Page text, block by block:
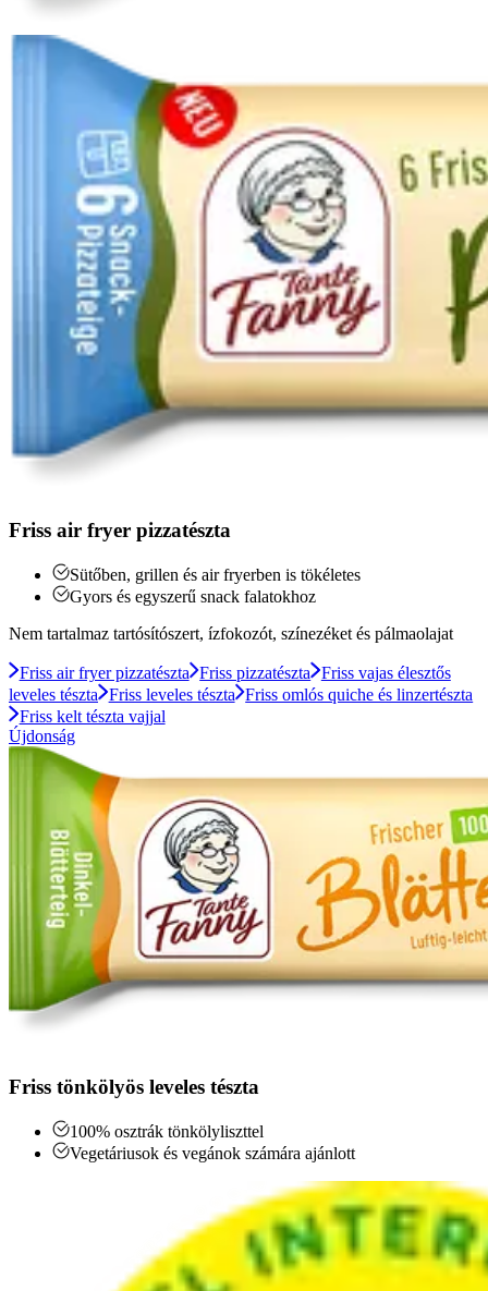
Friss air fryer pizzatészta
Sütőben, grillen és air fryerben is tökéletes
Gyors és egyszerű snack falatokhoz
Nem tartalmaz tartósítószert, ízfokozót, színezéket és pálmaolajat
Friss air fryer pizzatészta Friss pizzatészta Friss vajas élesztős
leveles tészta
Friss leveles tészta Friss omlós quiche és linzertészta
Friss kelt tészta vajjal
Újdonság
Friss tönkölyös leveles tészta
100% osztrák tönkölyliszttel
Vegetáriusok és vegánok számára ajánlott